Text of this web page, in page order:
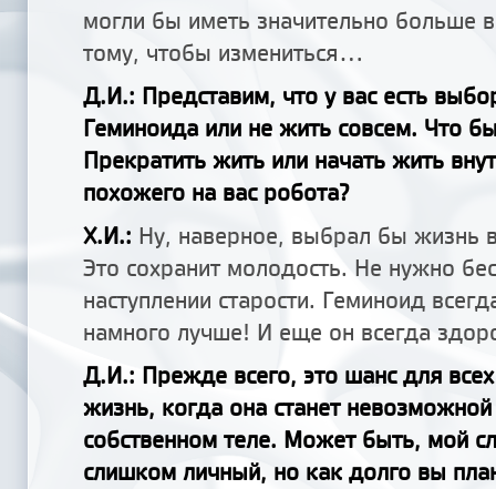
могли бы иметь значительно больше
тому, чтобы измениться...
Д.И.: Представим, что у вас есть
Геминоида или не жить совсем. Что
Прекратить жить или начать жить
похожего на вас робота?
Х.И.: Ну, наверное, выбрал бы жизнь
Это сохранит молодость. Не нужно
наступлении старости. Геминоид
намного лучше! И еще он всегда
Д.И.: Прежде всего, это шанс для всех
жизнь, когда она станет
собственном теле. Может быть, мой
слишком личный, но как долго вы